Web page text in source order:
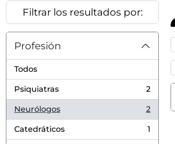
Filtrar los resultados por:
Profesión
Todos
Psiquiatras
, 2 resultados
2
Neurólogos
, 2 resultados
2
Catedráticos
, 1 resultados
1